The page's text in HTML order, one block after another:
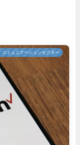
コミュニケーションセクター